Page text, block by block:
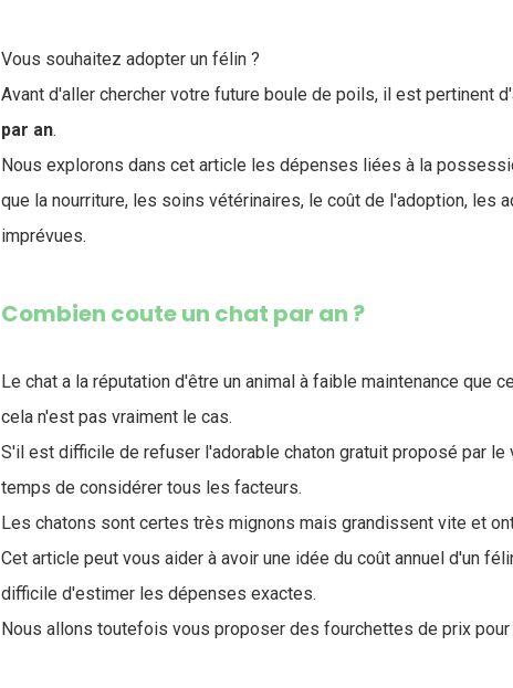
Vous souhaitez adopter un félin ?
Avant d'aller chercher votre future boule de poils, il est pertinent
par an.
Nous explorons dans cet article les dépenses liées à la
que la nourriture, les soins vétérinaires, le coût de l'adoption, les
imprévues.
Combien coute un chat par an ?
Le chat a la réputation d'être un animal à faible maintenance que
cela n'est pas vraiment le cas.
S'il est difficile de refuser l'adorable chaton gratuit proposé par
temps de considérer tous les facteurs.
Les chatons sont certes très mignons mais grandissent vite et
Cet article peut vous aider à avoir une idée du coût annuel d'un
difficile d'estimer les dépenses exactes.
Nous allons toutefois vous proposer des fourchettes de prix pour